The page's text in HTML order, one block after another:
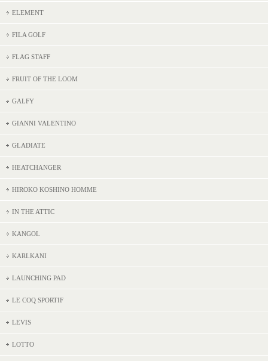
ELEMENT
FILA GOLF
FLAG STAFF
FRUIT OF THE LOOM
GALFY
GIANNI VALENTINO
GLADIATE
HEATCHANGER
HIROKO KOSHINO HOMME
IN THE ATTIC
KANGOL
KARLKANI
LAUNCHING PAD
LE COQ SPORTIF
LEVIS
LOTTO